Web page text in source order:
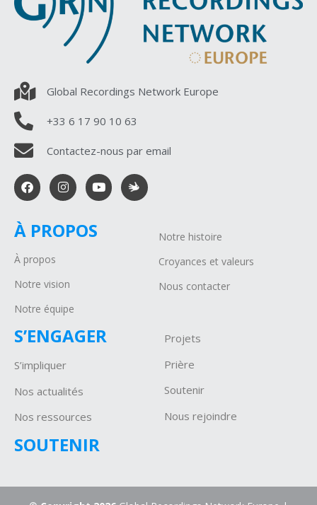
Global Recordings Network Europe
+33 6 17 90 10 63
Contactez-nous par email
À PROPOS
À propos
Notre vision
Notre équipe
Notre histoire
Croyances et valeurs
Nous contacter
S’ENGAGER
S’impliquer
Nos actualités
Nos ressources
SOUTENIR
Projets
Prière
Soutenir
Nous rejoindre